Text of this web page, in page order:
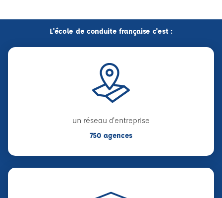
L'école de conduite française c'est :
un réseau d'entreprise
750 agences